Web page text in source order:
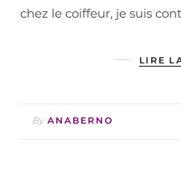
chez le coiffeur, je suis
LIRE
By ANABERNO